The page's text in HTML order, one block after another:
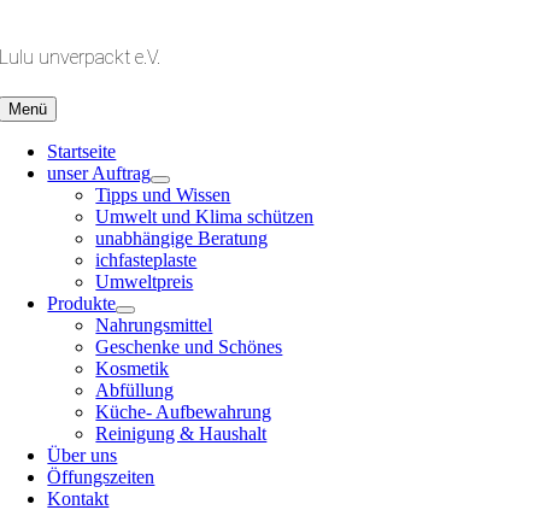
springen
Lulu unverpackt e.V.
Menü
Startseite
unser Auftrag
Tipps und Wissen
Umwelt und Klima schützen
unabhängige Beratung
ichfasteplaste
Umweltpreis
Produkte
Nahrungsmittel
Geschenke und Schönes
Kosmetik
Abfüllung
Küche- Aufbewahrung
Reinigung & Haushalt
Über uns
Öffungszeiten
Kontakt